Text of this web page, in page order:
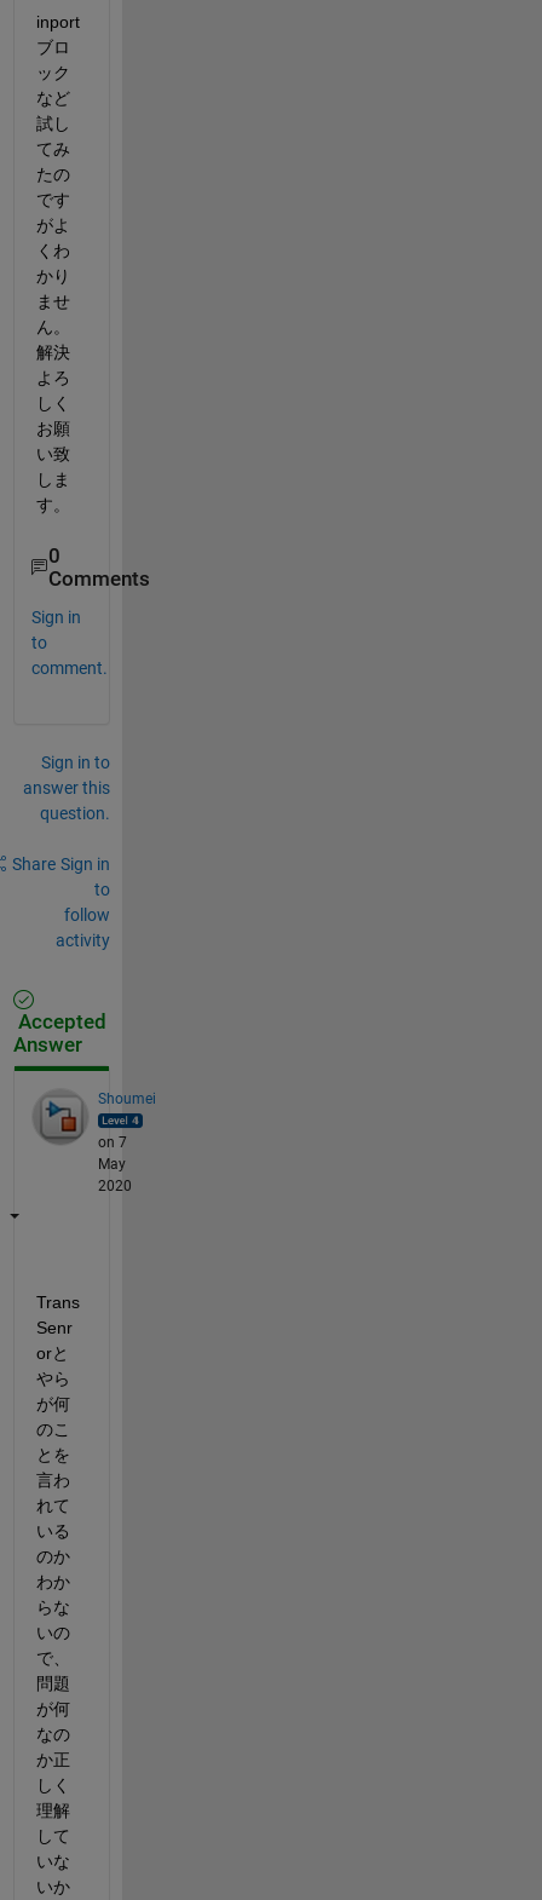
inport
ブロ
ック
など
試し
てみ
たの
です
がよ
くわ
かり
ませ
ん。
解決
よろ
しく
お願
い致
しま
す。
0
Comments
Sign in
to
comment.
Sign in to
answer this
question.
Share Sign in
to
follow
activity
Accepted
Answer
Shoumei
on 7
May
2020
Trans
Senr
orと
やら
が何
のこ
とを
言わ
れて
いる
のか
わか
らな
いの
で、
問題
が何
なの
か正
しく
理解
して
いな
いか